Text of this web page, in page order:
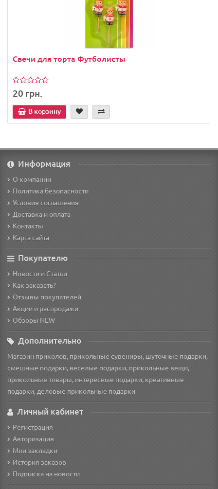
Свечи для торта Футболисты
20 грн.
В корзину
Информация
О компании
Политика безопасности
Условия соглашения
Доставка и оплата
Контакты
Карта сайта
Покупателю
Новости и Статьи
Как заказать?
Отзывы покупателей
Акции и распродажи
Обзоры NEW
Дополнительно
Магазин приколов, прикольные сувениры, шуточные подарки,
смешные подарки, веселые подарки, прикольные вещи,
прикольные товары, интересные подарки, креативные
подарки, деловые прикольные подарки
Личный кабинет
Регистрация
Авторизация
Мои закладки
История заказов
Подписка на новости